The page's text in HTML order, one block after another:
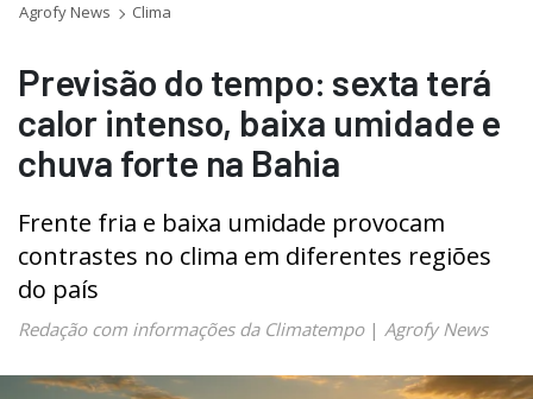
Agrofy News Clima
Previsão do tempo: sexta terá
calor intenso, baixa umidade e
chuva forte na Bahia
Frente fria e baixa umidade provocam
contrastes no clima em diferentes regiões
do país
Redação com informações da Climatempo| Agrofy News